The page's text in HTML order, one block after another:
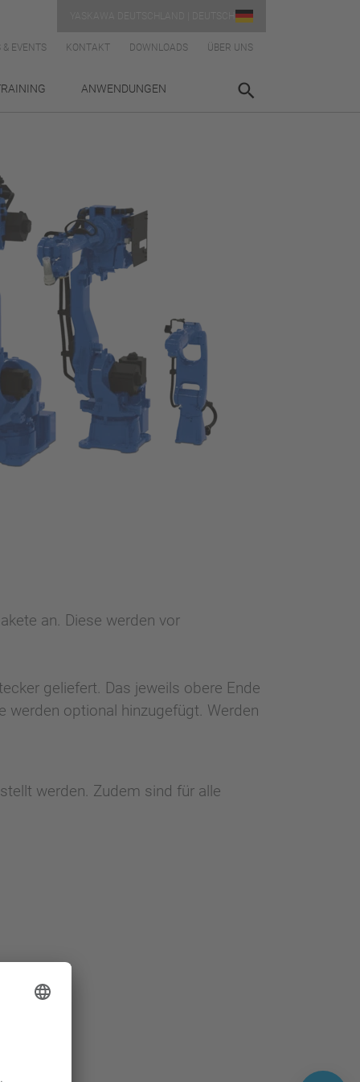
& EVENTS KONTAKT DOWNLOADS ÜBER UNS
ANWENDUNGEN
an. Diese werden vor
geliefert. Das jeweils obere Ende
werden optional hinzugefügt. Werden
werden. Zudem sind für alle